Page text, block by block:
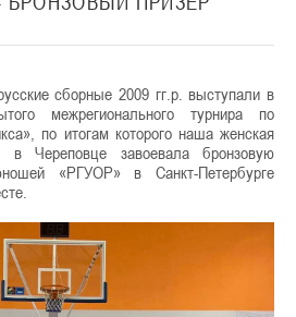
сборные 2009 гг.р. выступали в
межрегионального турнира по
по итогам которого наша женская
в Череповце завоевала бронзовую
«РГУОР» в Санкт-Петербурге